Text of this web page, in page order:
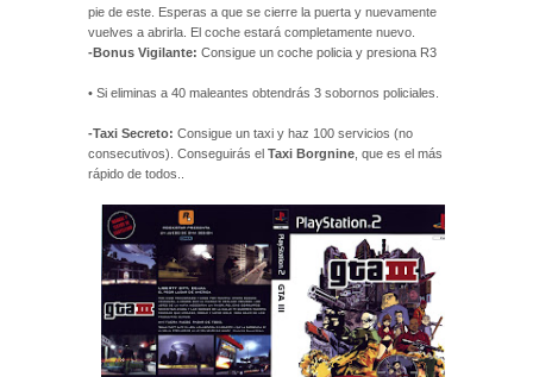
pie de este. Esperas a que se cierre la puerta y nuevamente
vuelves a abrirla. El coche estará completamente nuevo.
-Bonus Vigilante: Consigue un coche policia y presiona R3
• Si eliminas a 40 maleantes obtendrás 3 sobornos policiales.
-Taxi Secreto: Consigue un taxi y haz 100 servicios (no
consecutivos). Conseguirás el Taxi Borgnine , que es el más
rápido de todos..